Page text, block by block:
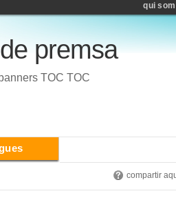
qui som
premsa
TOC TOC
compartir